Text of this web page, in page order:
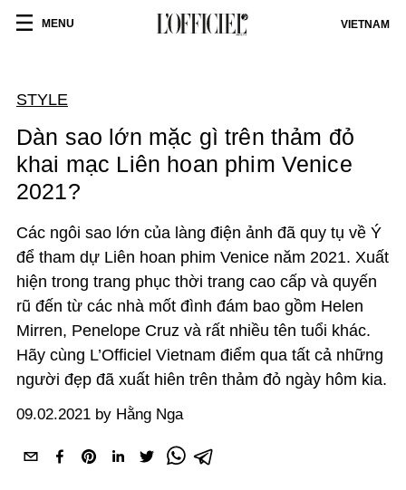
MENU VIETNAM
STYLE
Dàn sao lớn mặc gì trên thảm đỏ
khai mạc Liên hoan phim Venice
2021?
Các ngôi sao lớn của làng điện ảnh đã quy tụ về Ý
để tham dự Liên hoan phim Venice năm 2021. Xuất
hiện trong trang phục thời trang cao cấp và quyến
rũ đến từ các nhà mốt đình đám bao gồm Helen
Mirren, Penelope Cruz và rất nhiều tên tuổi khác.
Hãy cùng L’Officiel Vietnam điểm qua tất cả những
người đẹp đã xuất hiên trên thảm đỏ ngày hôm kia.
09.02.2021 by Hằng Nga